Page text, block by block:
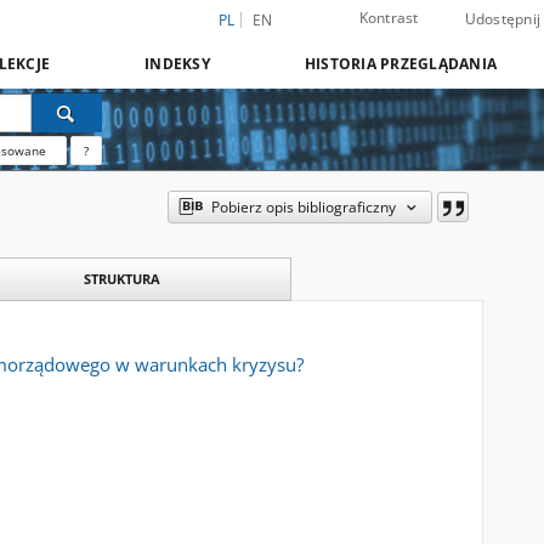
PL EN Kontrast Udostępnij
INDEKSY HISTORIA PRZEGLĄDANIA
?
Pobierz opis bibliograficzny
STRUKTURA
w warunkach kryzysu?